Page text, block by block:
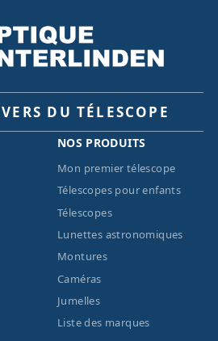
DU TÉLESCOPE
NOS PRODUITS
Mon premier télescope
Télescopes pour enfants
Télescopes
Lunettes astronomiques
Montures
Caméras
Jumelles
Liste des marques